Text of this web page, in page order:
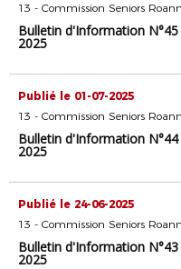
13 - Commission Seniors
Bulletin d'Information N°45
2025
Publié le 01-07-2025
13 - Commission Seniors
Bulletin d'Information N°44
2025
Publié le 24-06-2025
13 - Commission Seniors
Bulletin d'Information N°43
2025